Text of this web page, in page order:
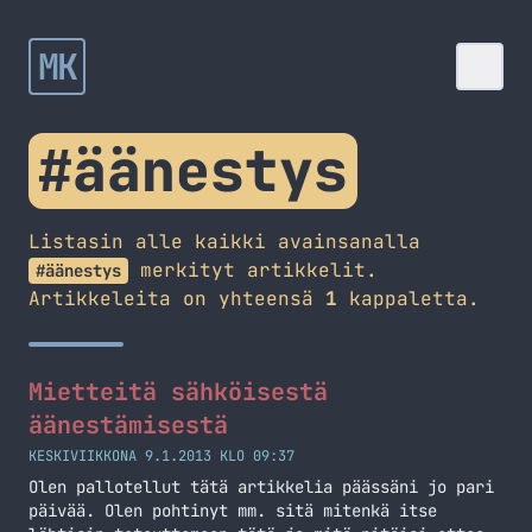
MK
#äänestys
Listasin alle kaikki avainsanalla
#äänestys
merkityt artikkelit.
Artikkeleita on yhteensä 1 kappaletta.
Mietteitä sähköisestä
äänestämisestä
KESKIVIIKKONA 9.1.2013 KLO 09:37
Olen pallotellut tätä artikkelia päässäni jo pari
päivää. Olen pohtinyt mm. sitä mitenkä itse